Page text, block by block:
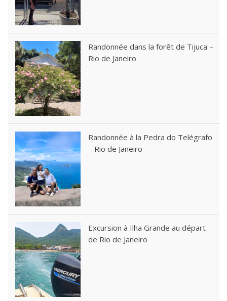
Randonnée dans la forêt de Tijuca –
Rio de Janeiro
Randonnée à la Pedra do Telégrafo
– Rio de Janeiro
Excursion à Ilha Grande au départ
de Rio de Janeiro